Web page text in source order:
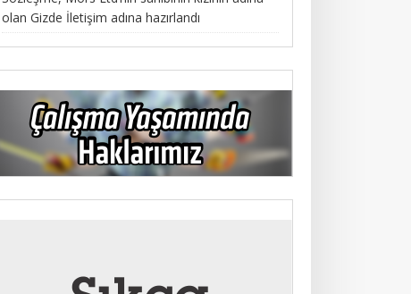
olan Gizde İletişim adına hazırlandı